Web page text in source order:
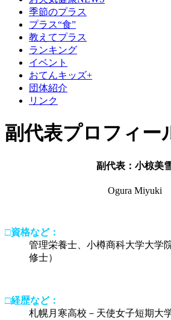
季節のプラス
プラス“食”
教えてプラス
ランキング
イベント
おてんキッズ+
団体紹介
リンク
副代表プロフィー
副代表：小椋美
Ogura Miyuki
□資格など：
管理栄養士、小樽商科大学大学
修士）
□経歴など：
札幌月寒高校－天使女子短期大